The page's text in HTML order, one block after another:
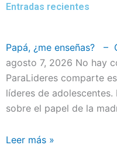
Entradas recientes
Papá, ¿me enseñas? –
agosto 7, 2026 No hay
ParaLideres comparte
líderes de
sobre el papel de la
Leer más »